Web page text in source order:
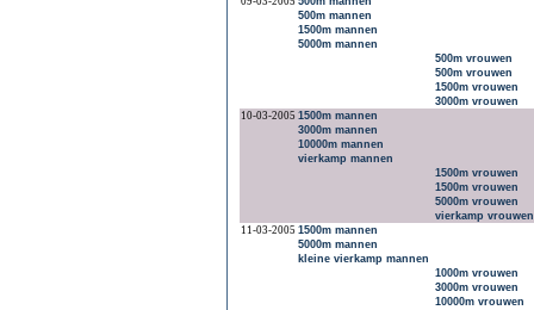
500m mannen
1500m mannen
5000m mannen
500m vrouwen
500m vrouwen
1500m vrouwen
3000m vrouwen
10-03-2005 1500m mannen
3000m mannen
10000m mannen
vierkamp mannen
1500m vrouwen
1500m vrouwen
5000m vrouwen
vierkamp
11-03-2005 1500m mannen
5000m mannen
kleine vierkamp mannen
1000m vrouwen
3000m vrouwen
10000m vrouwen